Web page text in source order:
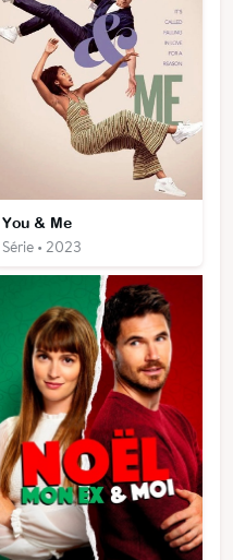
You & Me
Série • 2023